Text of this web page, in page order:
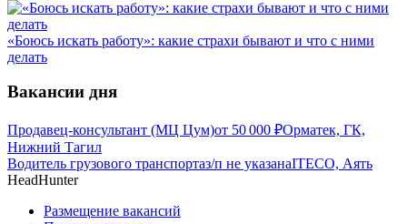
«Боюсь искать работу»: какие страхи бывают и что с ними
делать
Вакансии дня
Продавец-консультант (МЦ Цум)от 50 000 ₽Орматек, ГК,
Нижний Тагил
Водитель грузового транспортаз/п не указанаITECO, Аять
HeadHunter
Размещение вакансий